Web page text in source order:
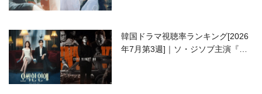
韓国ドラマ視聴率ランキング[2026
年7月第3週]｜ソ・ジソブ主演『エ